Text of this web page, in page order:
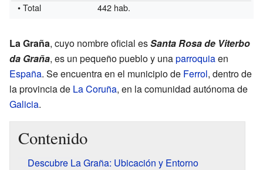
• Total 442 hab.
La Graña, cuyo nombre oficial esSanta Rosa de Viterbo
da Graña, es un pequeño pueblo y unaparroquiaen
España. Se encuentra en el municipio de Ferrol, dentro de
la provincia de La Coruña, en la comunidad autónoma de
Galicia.
Contenido
Descubre La Graña: Ubicación y Entorno